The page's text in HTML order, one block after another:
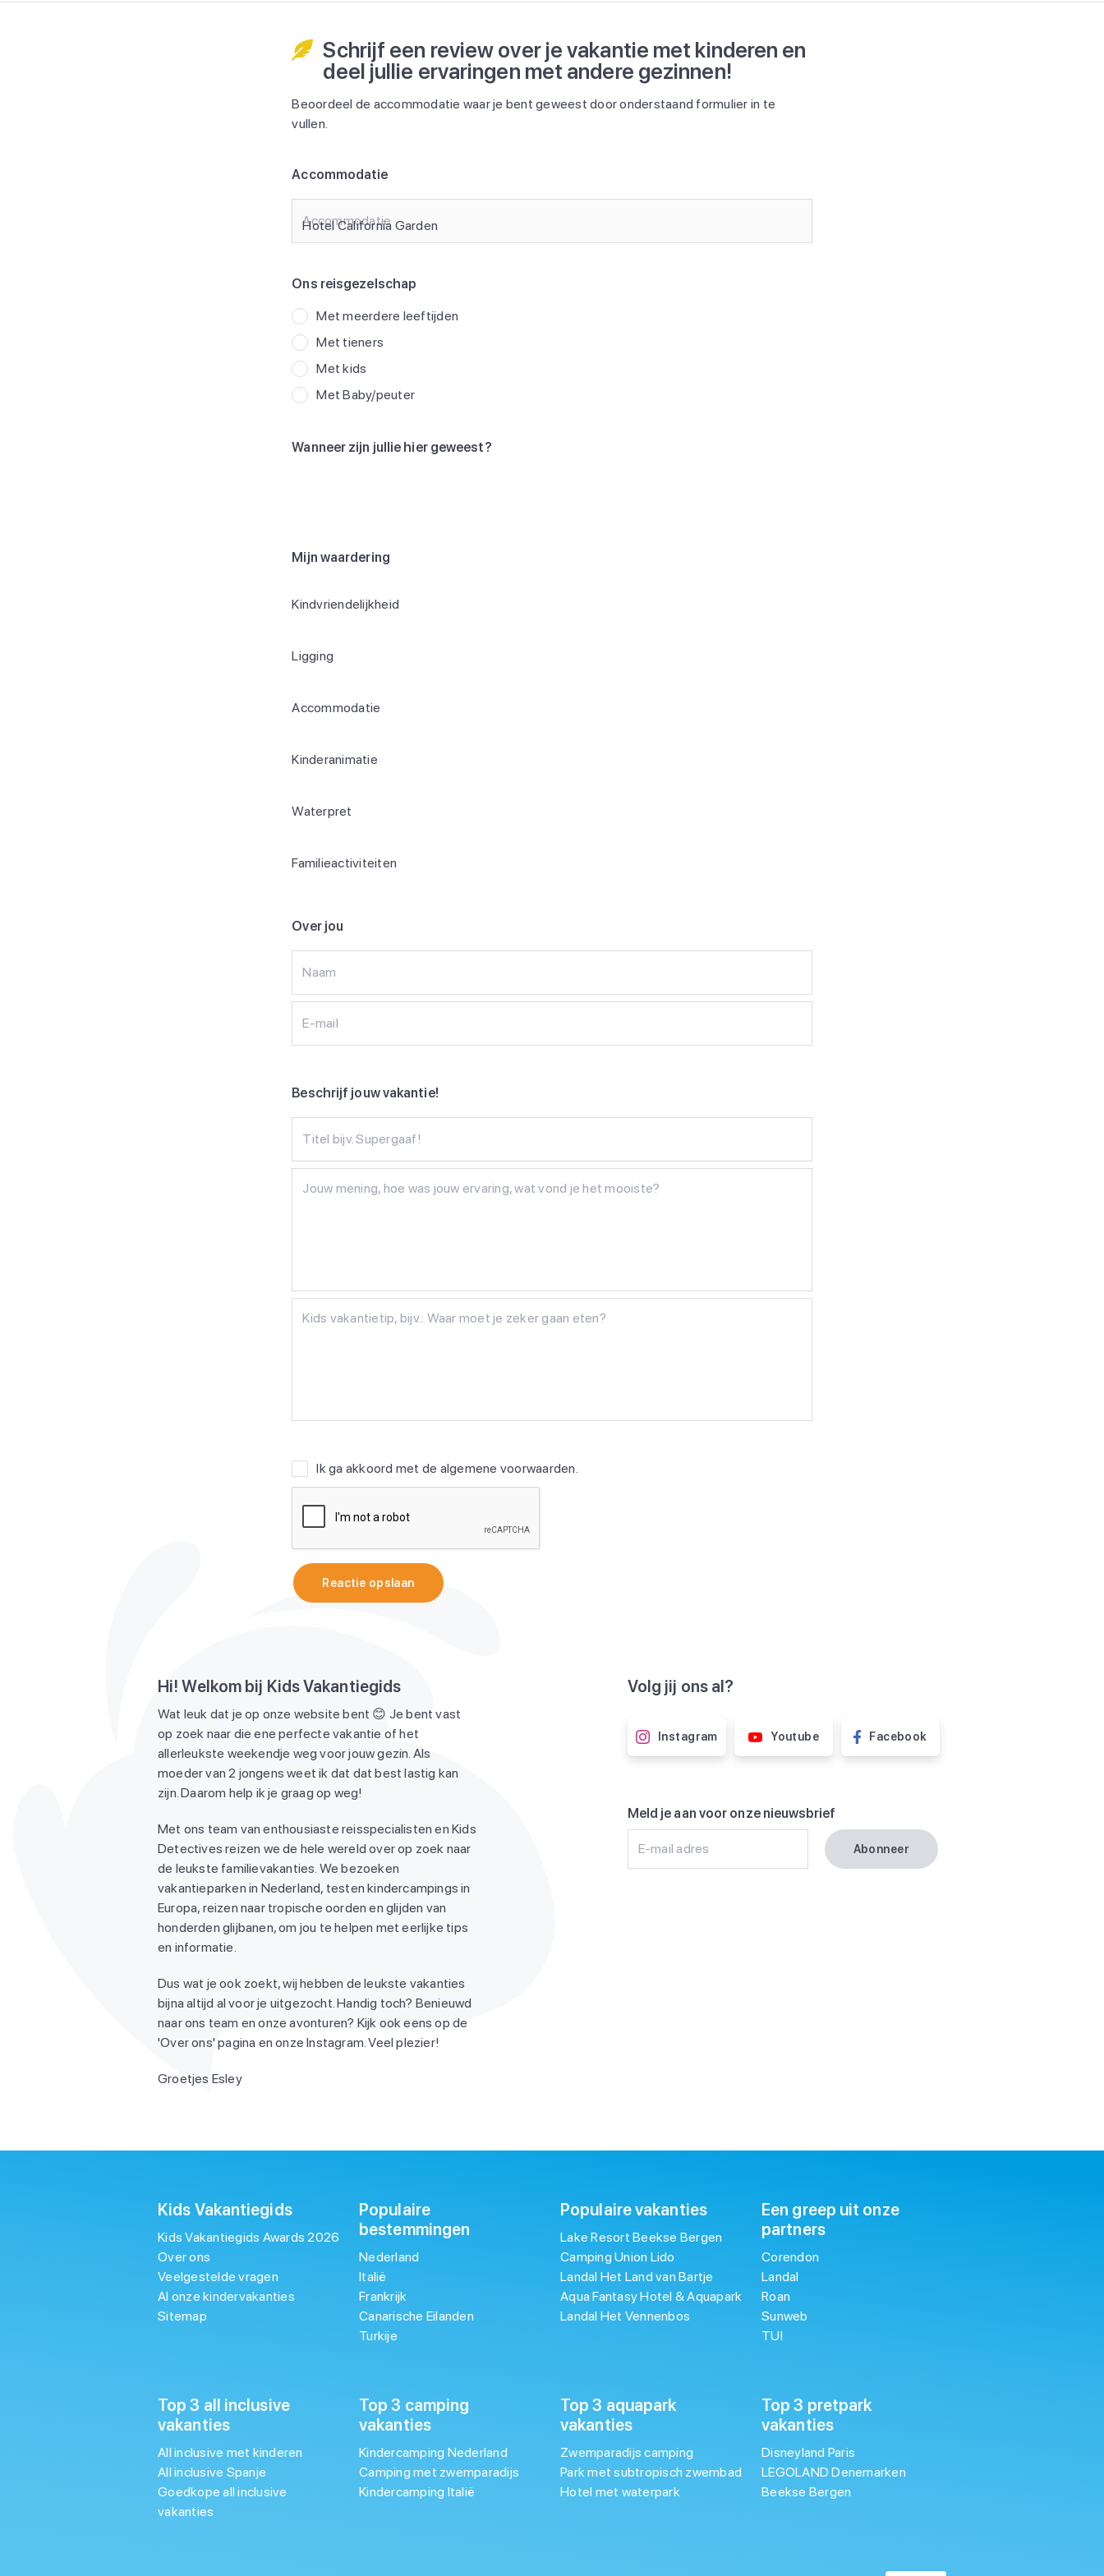
Schrijf een review over je vakantie met kinderen en
deel jullie ervaringen met andere gezinnen!
Beoordeel de accommodatie waar je bent geweest door onderstaand formulier in te
vullen.
Accommodatie
Accommodatie
Ons reisgezelschap
Met meerdere leeftijden
Met tieners
Met kids
Met Baby/peuter
Wanneer zijn jullie hier geweest?
Mijn waardering
Kindvriendelijkheid
Ligging
Accommodatie
Kinderanimatie
Waterpret
Familieactiviteiten
Over jou
Naam
E-mail
Beschrijf jouw vakantie!
Titel bijv. Supergaaf!
Ik ga akkoord met de algemene voorwaarden.
Reactie opslaan
Hi! Welkom bij Kids Vakantiegids
Wat leuk dat je op onze website bent 😊 Je bent vast
op zoek naar die ene perfecte vakantie of het
allerleukste weekendje weg voor jouw gezin. Als
moeder van 2 jongens weet ik dat dat best lastig kan
zijn. Daarom help ik je graag op weg!
Met ons team van enthousiaste reisspecialisten en Kids
Detectives reizen we de hele wereld over op zoek naar
de leukste familievakanties. We bezoeken
vakantieparken in Nederland, testen kindercampings in
Europa, reizen naar tropische oorden en glijden van
honderden glijbanen, om jou te helpen met eerlijke tips
en informatie.
Dus wat je ook zoekt, wij hebben de leukste vakanties
bijna altijd al voor je uitgezocht. Handig toch? Benieuwd
naar ons team en onze avonturen? Kijk ook eens op de
'Over ons' pagina en onze Instagram. Veel plezier!
Groetjes Esley
Volg jij ons al?
Instagram Youtube Facebook
Meld je aan voor onze nieuwsbrief
E-mail adres Abonneer
Kids Vakantiegids
Kids Vakantiegids Awards 2026
Over ons
Veelgestelde vragen
Al onze kindervakanties
Sitemap
Populaire
bestemmingen
Nederland
Italië
Frankrijk
Canarische Eilanden
Turkije
Populaire vakanties
Lake Resort Beekse Bergen
Camping Union Lido
Landal Het Land van Bartje
Aqua Fantasy Hotel & Aquapark
Landal Het Vennenbos
Een greep uit onze
partners
Corendon
Landal
Roan
Sunweb
TUI
Top 3 all inclusive
vakanties
All inclusive met kinderen
All inclusive Spanje
Goedkope all inclusive
vakanties
Top 3 camping
vakanties
Kindercamping Nederland
Camping met zwemparadijs
Kindercamping Italië
Top 3 aquapark
vakanties
Zwemparadijs camping
Park met subtropisch zwembad
Hotel met waterpark
Top 3 pretpark
vakanties
Disneyland Paris
LEGOLAND Denemarken
Beekse Bergen